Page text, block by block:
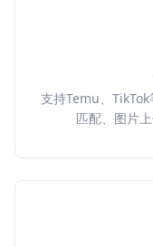
支持Temu、
匹配、图片